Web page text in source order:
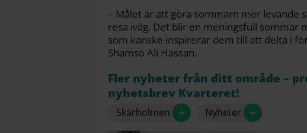
– Målet är att göra sommarn mer levande
resa iväg. Det blir en meningsfull
som kanske inspirerar dem till att delta i
Shamso Ali Hassan.
Fler nyheter från ditt område –
nyhetsbrev Kvarteret!
Skärholmen + Nyheter +